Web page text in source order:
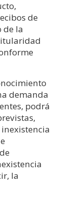
de
de la
demanda
podrá
la